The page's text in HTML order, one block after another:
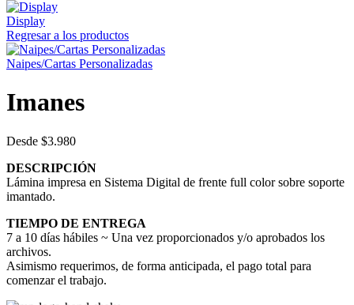
Display
Regresar a los productos
Naipes/Cartas Personalizadas
Imanes
Desde $3.980
DESCRIPCIÓN
Lámina impresa en Sistema Digital de frente full color sobre soporte
imantado.
TIEMPO DE ENTREGA
7 a 10 días hábiles ~ Una vez proporcionados y/o aprobados los
archivos.
Asimismo requerimos, de forma anticipada, el pago total para
comenzar el trabajo.